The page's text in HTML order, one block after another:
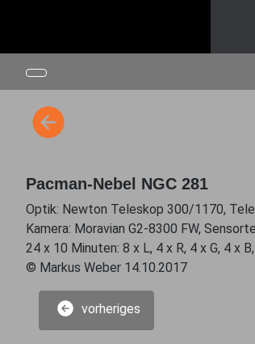
Pacman-Nebel NGC 281
Optik: Newton Teleskop 300/1170,
Kamera: Moravian G2-8300 FW,
24 x 10 Minuten: 8 x L, 4 x R, 4 x G, 4 x
© Markus Weber 14.10.2017
vorheriges